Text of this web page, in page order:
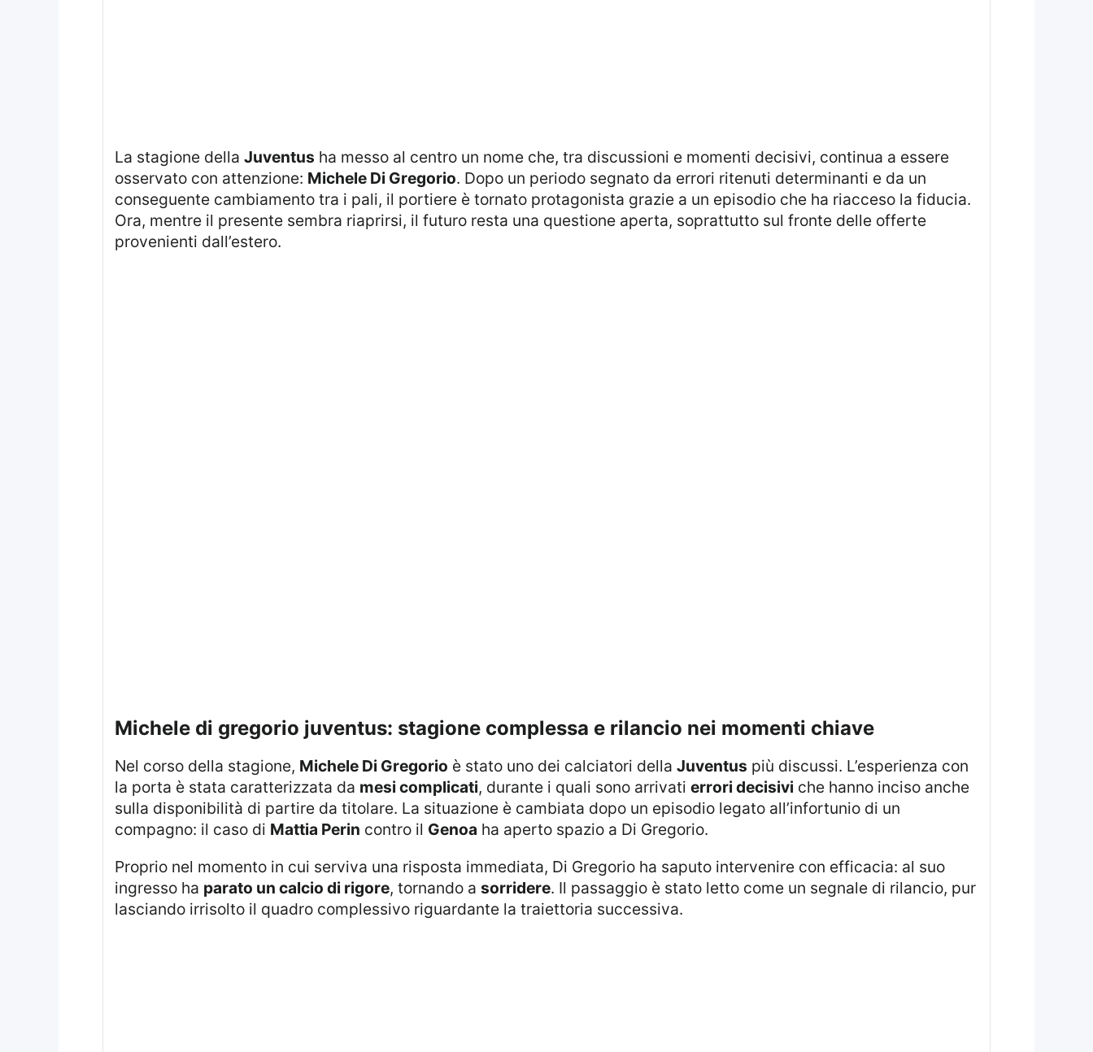
La stagione della Juventus ha messo al centro un nome che, tra discussioni e momenti decisivi, continua a essere
osservato con attenzione: Michele Di Gregorio. Dopo un periodo segnato da errori ritenuti determinanti e da un
conseguente cambiamento tra i pali, il portiere è tornato protagonista grazie a un episodio che ha riacceso la fiducia.
Ora, mentre il presente sembra riaprirsi, il futuro resta una questione aperta, soprattutto sul fronte delle offerte
provenienti dall’estero.
michele di gregorio juventus: stagione complessa e rilancio nei momenti chiave
Nel corso della stagione, Michele Di Gregorio è stato uno dei calciatori della Juventus più discussi. L’esperienza con
la porta è stata caratterizzata da mesi complicati, durante i quali sono arrivati errori decisivi che hanno inciso anche
sulla disponibilità di partire da titolare. La situazione è cambiata dopo un episodio legato all’infortunio di un
compagno: il caso di Mattia Perin contro il Genoa ha aperto spazio a Di Gregorio.
Proprio nel momento in cui serviva una risposta immediata, Di Gregorio ha saputo intervenire con efficacia: al suo
ingresso ha parato un calcio di rigore, tornando a sorridere. Il passaggio è stato letto come un segnale di rilancio, pur
lasciando irrisolto il quadro complessivo riguardante la traiettoria successiva.